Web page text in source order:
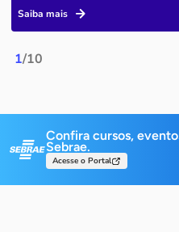
1/10
Saiba mais
Confira cursos,
Sebrae.
Acesse o Portal